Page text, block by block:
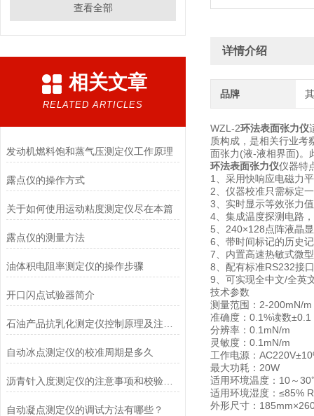
查看全部
相关文章
RELATED ARTICLES
发动机燃料饱和蒸气压测定仪工作原理
露点仪的操作方式
关于如何使用运动粘度测定仪尽在本篇
露点仪的测量方法
油体积电阻率测定仪的操作步骤
开口闪点试验器简介
自动冰点测定仪的校准周期是多久
沥青针入度测定仪的注意事项和校验方法
自动凝点测定仪的调试方法有哪些？
详情介绍
品牌
WZL-2环法表面张力仪
质构成，是相关行业考
面张力(液-液相界面)。
环法表面张力仪仪器特
1、采用快响应电磁力
2、仪器校准只需标定
3、实时显示等效张力
4、集成温度探测电路
5、240×128点阵液晶
6、带时间标记的历史
7、内置高速热敏式微
8、配有标准RS232接
9、可实现全中文/全英
技术参数
测量范围：2-200mN/m
准确度：0.1%读数±0.1
分辨率：0.1mN/m
灵敏度：0.1mN/m
工作电源：
最大功耗：20W
适用环境温度：10～
适用环境湿度：≤85%
外形尺寸：